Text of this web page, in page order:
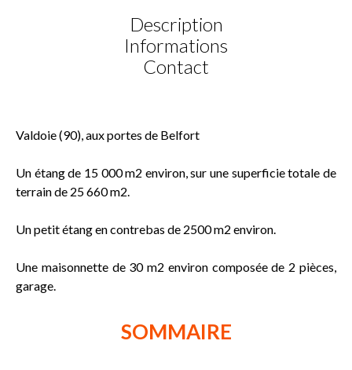
Description
Informations
Contact
Valdoie (90), aux portes de Belfort
Un étang de 15 000 m2 environ, sur une superficie totale de
terrain de 25 660 m2.
Un petit étang en contrebas de 2500 m2 environ.
Une maisonnette de 30 m2 environ composée de 2 pièces,
garage.
SOMMAIRE